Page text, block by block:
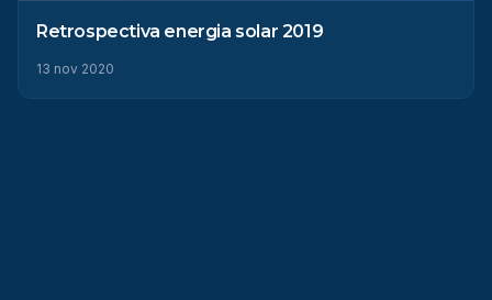
Retrospectiva energia solar 2019
13 nov 2020